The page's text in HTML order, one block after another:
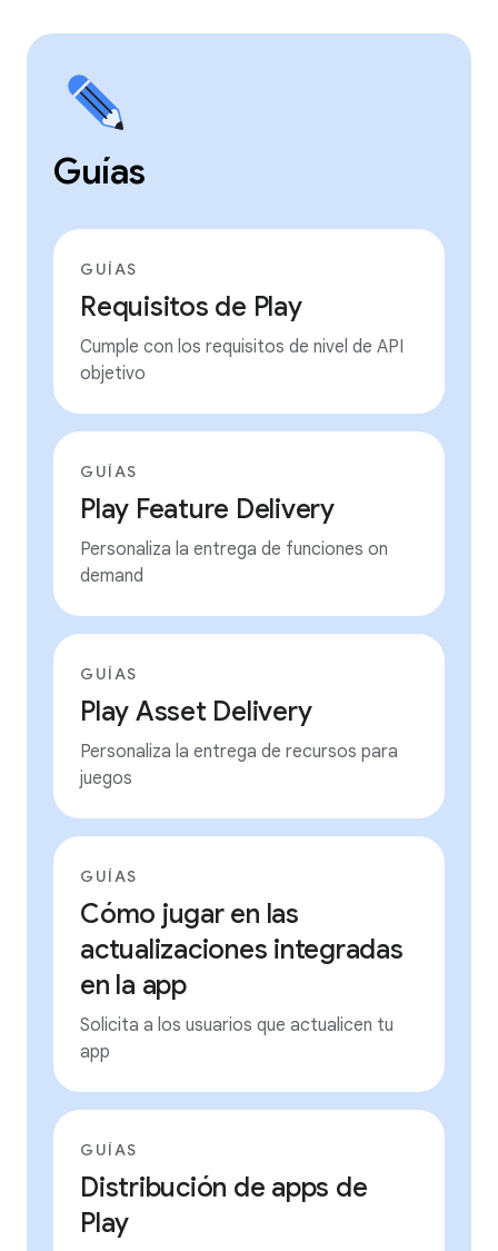
Guías
GUÍAS
Requisitos de Play
Cumple con los requisitos de nivel de API
objetivo
GUÍAS
Play Feature Delivery
Personaliza la entrega de funciones on
demand
GUÍAS
Play Asset Delivery
Personaliza la entrega de recursos para
juegos
GUÍAS
Cómo jugar en las
actualizaciones integradas
en la app
Solicita a los usuarios que actualicen tu
app
GUÍAS
Distribución de apps de
Play